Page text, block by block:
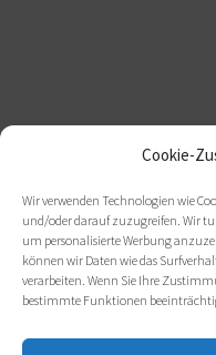
Cookie-
Wir verwenden Technologien wie
und/oder darauf zuzugreifen. Wir
um personalisierte Werbung
können wir Daten wie das
verarbeiten. Wenn Sie Ihre
bestimmte Funktionen